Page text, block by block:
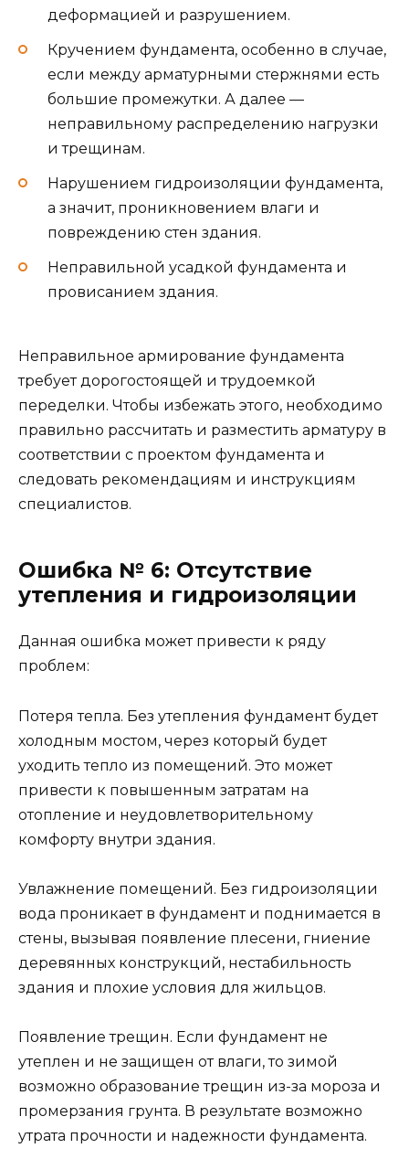
деформацией и разрушением.
Кручением фундамента, особенно в случае,
если между арматурными стержнями есть
большие промежутки. А далее —
неправильному распределению нагрузки
и трещинам.
Нарушением гидроизоляции фундамента,
а значит, проникновением влаги и
повреждению стен здания.
Неправильной усадкой фундамента и
провисанием здания.
Неправильное армирование фундамента
требует дорогостоящей и трудоемкой
переделки. Чтобы избежать этого, необходимо
правильно рассчитать и разместить арматуру в
соответствии с проектом фундамента и
следовать рекомендациям и инструкциям
специалистов.
Ошибка № 6: Отсутствие
утепления и гидроизоляции
Данная ошибка может привести к ряду
проблем:
Потеря тепла. Без утепления фундамент будет
холодным мостом, через который будет
уходить тепло из помещений. Это может
привести к повышенным затратам на
отопление и неудовлетворительному
комфорту внутри здания.
Увлажнение помещений. Без гидроизоляции
вода проникает в фундамент и поднимается в
стены, вызывая появление плесени, гниение
деревянных конструкций, нестабильность
здания и плохие условия для жильцов.
Появление трещин. Если фундамент не
утеплен и не защищен от влаги, то зимой
возможно образование трещин из-за мороза и
промерзания грунта. В результате возможно
утрата прочности и надежности фундамента.